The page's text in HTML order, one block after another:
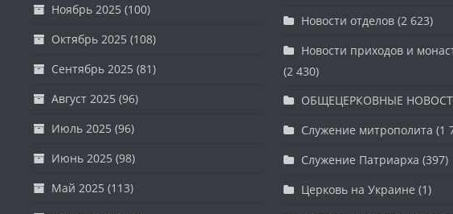
Ноябрь 2025 (100)
Октябрь 2025 (108)
Сентябрь 2025 (81)
Август 2025 (96)
Июль 2025 (96)
Июнь 2025 (98)
Май 2025 (113)
Новости отделов(2 623)
Новости приходов и
(2 430)
ОБЩЕЦЕРКОВНЫЕ
Служение митрополита (1
Служение Патриарха (397)
Церковь на Украине (1)